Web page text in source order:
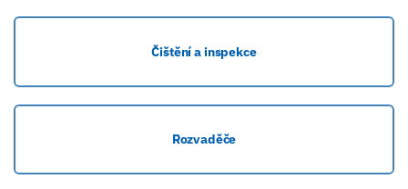
Čištění a inspekce
Rozvaděče